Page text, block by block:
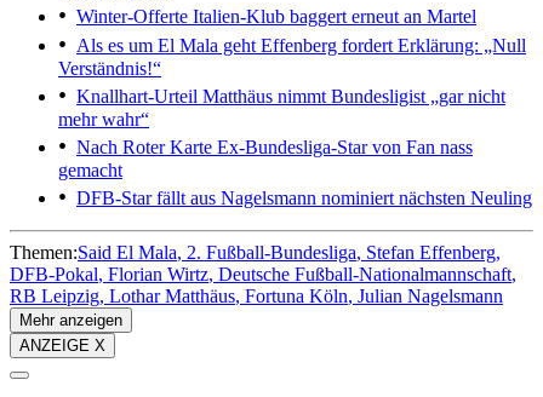
Winter-Offerte Italien-Klub baggert erneut an Martel
Als es um El Mala geht Effenberg fordert Erklärung: „Null
Verständnis!“
Knallhart-Urteil Matthäus nimmt Bundesligist „gar nicht
mehr wahr“
Nach Roter Karte Ex-Bundesliga-Star von Fan nass
gemacht
DFB-Star fällt aus Nagelsmann nominiert nächsten Neuling
Themen:Said El Mala 2. Fußball-Bundesliga Stefan Effenberg
DFB-Pokal Florian Wirtz Deutsche Fußball-Nationalmannschaft
RB Leipzig Lothar Matthäus Fortuna Köln Julian Nagelsmann
Mehr anzeigen
ANZEIGE X